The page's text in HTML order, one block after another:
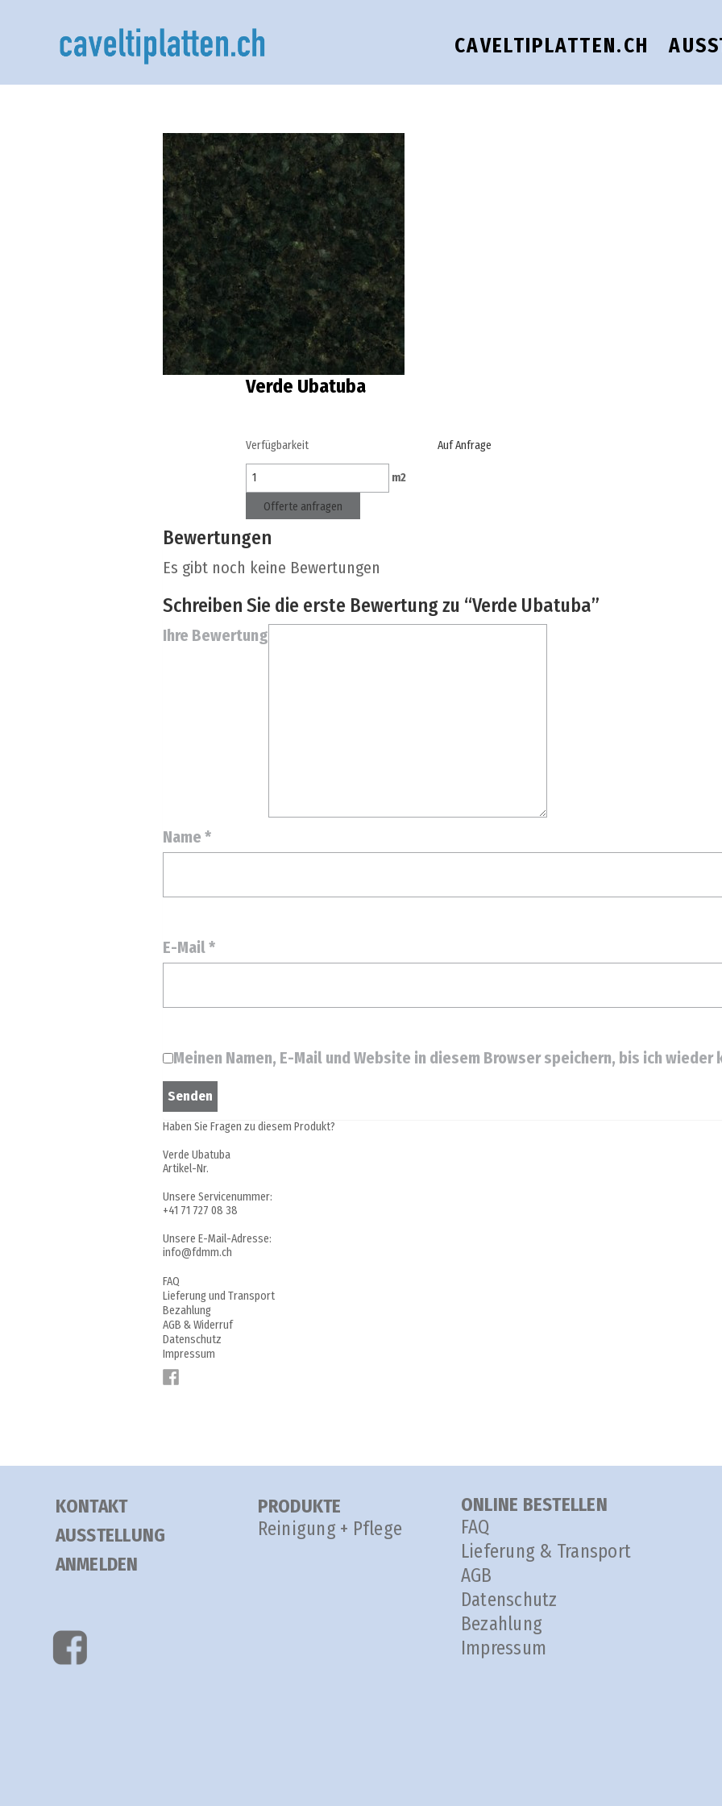
CAVELTIPLATTEN.CH
Verde Ubatuba
Verfügbarkeit Auf Anfrage
m2
Offerte anfragen
Bewertungen
Es gibt noch keine Bewertungen
Schreiben Sie die erste Bewertung zu “Verde Ubatuba”
Ihre Bewertung
Name *
E-Mail*
Meinen Namen, E-Mail und Website in diesem Browser speichern, bis ich wieder
Haben Sie Fragen zu diesem Produkt?
Verde Ubatuba
Artikel-Nr.
Unsere Servicenummer:
+41 71 727 08 38
Unsere E-Mail-Adresse:
info@fdmm.ch
FAQ
Lieferung und Transport
Bezahlung
AGB & Widerruf
Datenschutz
Impressum
KONTAKT
AUSSTELLUNG
ANMELDEN
PRODUKTE
Reinigung + Pflege
ONLINE BESTELLEN
FAQ
Lieferung & Transport
AGB
Datenschutz
Bezahlung
Impressum